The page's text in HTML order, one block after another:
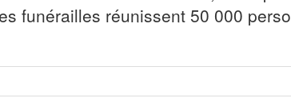
funérailles réunissent 50 000